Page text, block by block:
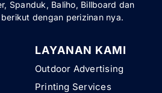
Spanduk, Baliho, Billboard dan
dengan perizinan nya.
LAYANAN KAMI
Outdoor Advertising
Printing Services